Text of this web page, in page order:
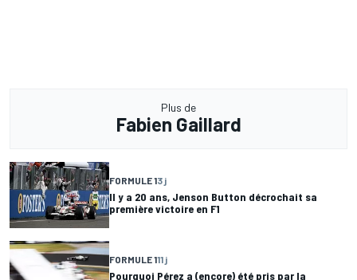
Plus de
Fabien Gaillard
FORMULE 13 j
Il y a 20 ans, Jenson Button décrochait sa
première victoire en F1
FORMULE 111 j
Pourquoi Pérez a (encore) été pris par la